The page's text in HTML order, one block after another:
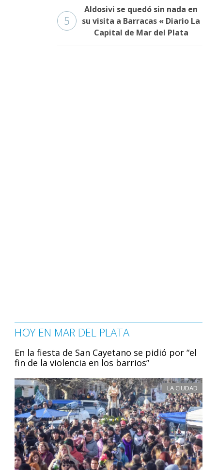
5
Aldosivi se quedó sin nada en
su visita a Barracas « Diario La
Capital de Mar del Plata
HOY EN MAR DEL PLATA
En la fiesta de San Cayetano se pidió por “el
fin de la violencia en los barrios”
LA CIUDAD